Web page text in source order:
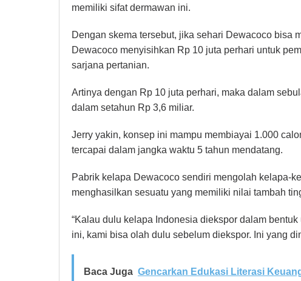
memiliki sifat dermawan ini.
Dengan skema tersebut, jika sehari Dewacoco bisa
Dewacoco menyisihkan Rp 10 juta perhari untuk
sarjana pertanian.
Artinya dengan Rp 10 juta perhari, maka dalam
dalam setahun Rp 3,6 miliar.
Jerry yakin, konsep ini mampu membiayai 1.000
tercapai dalam jangka waktu 5 tahun mendatang.
Pabrik kelapa Dewacoco sendiri mengolah kelapa-
menghasilkan sesuatu yang memiliki nilai tambah
“Kalau dulu kelapa Indonesia diekspor dalam
ini, kami bisa olah dulu sebelum diekspor. Ini yang
Baca Juga Gencarkan Edukasi Literasi